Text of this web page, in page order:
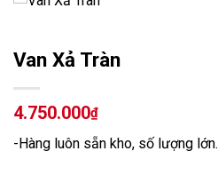
Van Xả Tràn
4.750.000₫
-Hàng luôn sẵn kho, số lượng lớn.